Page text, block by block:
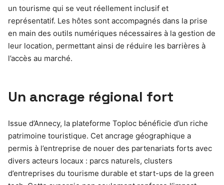
un tourisme qui se veut réellement inclusif et
représentatif. Les hôtes sont accompagnés dans la prise
en main des outils numériques nécessaires à la gestion de
leur location, permettant ainsi de réduire les barrières à
l’accès au marché.
Un ancrage régional fort
Issue d’Annecy, la plateforme Toploc bénéficie d’un riche
patrimoine touristique. Cet ancrage géographique a
permis à l’entreprise de nouer des partenariats forts avec
divers acteurs locaux : parcs naturels, clusters
d’entreprises du tourisme durable et start-ups de la green